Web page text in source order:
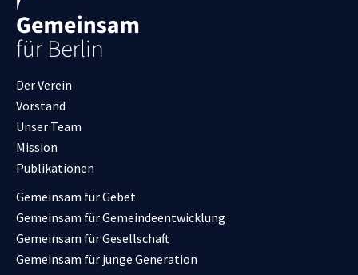
Der Verein
Vorstand
Unser Team
Mission
Publikationen
Gemeinsam für Gebet
Gemeinsam für Gemeindeentwicklung
Gemeinsam für Gesellschaft
Gemeinsam für junge Generation